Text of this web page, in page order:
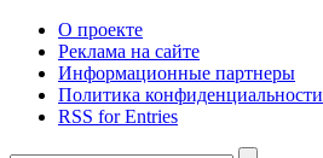
О проекте
Реклама на сайте
Информационные партнеры
Политика конфиденциальности
RSS for Entries